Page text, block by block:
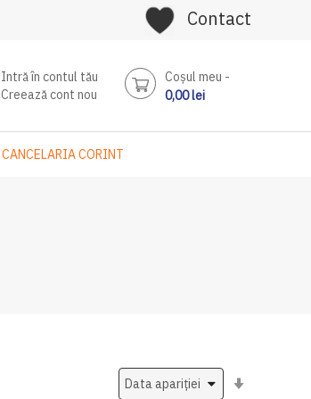
Contact
Intră în contul tău
Creează cont nou
Coşul meu
0,00 lei
CANCELARIA CORINT